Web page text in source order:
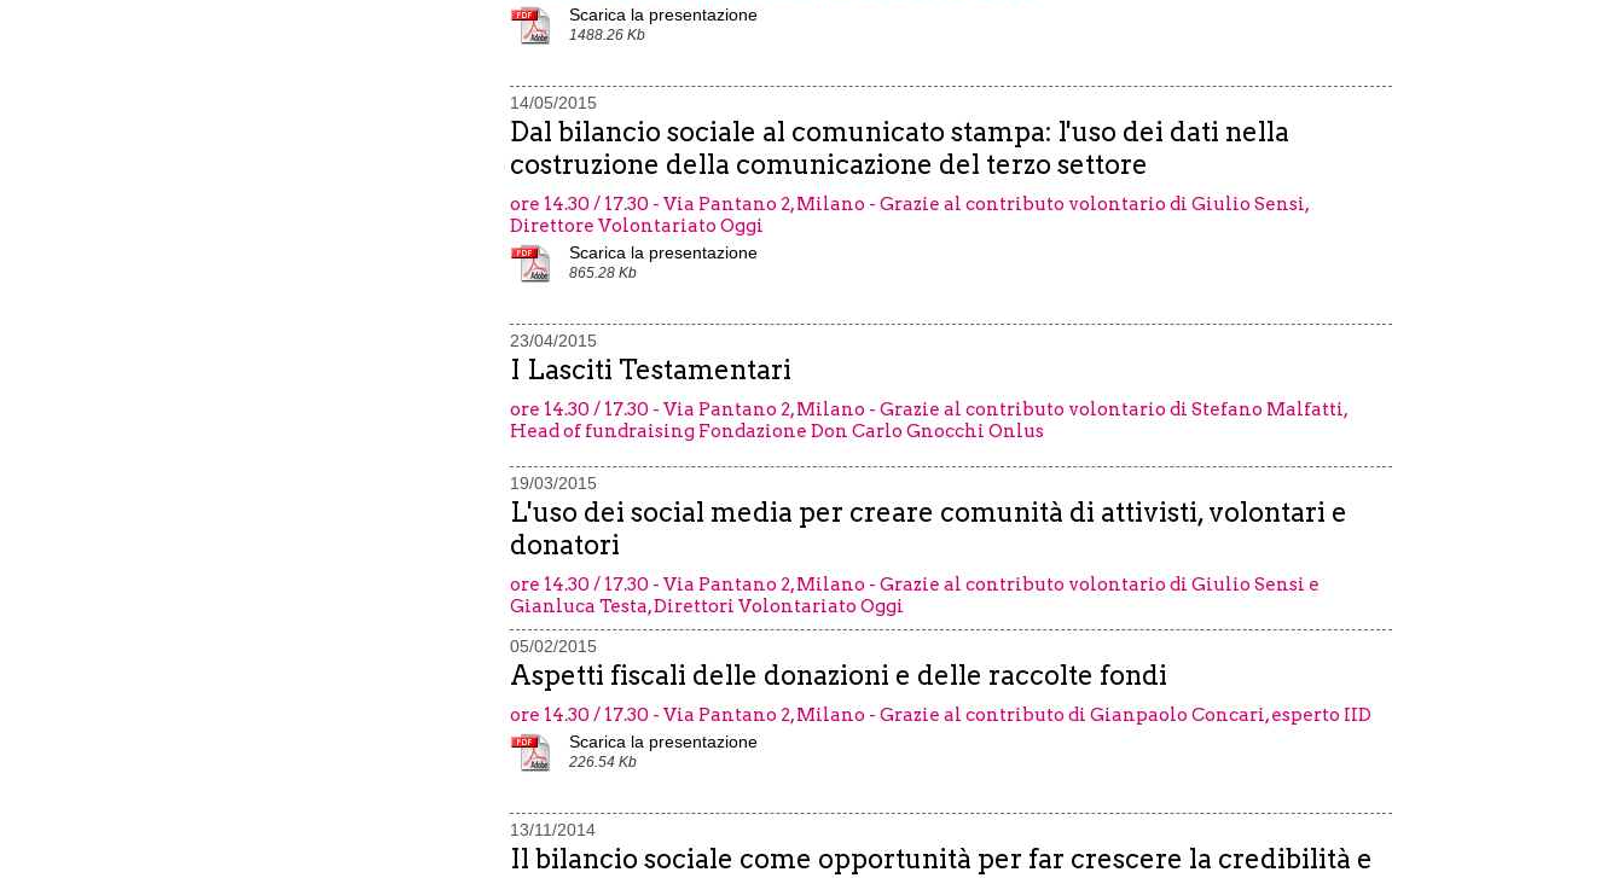
Scarica la presentazione
1488.26 Kb
14/05/2015
Dal bilancio sociale al comunicato stampa: l'uso dei dati nella
costruzione della comunicazione del terzo settore
ore 14.30 / 17.30 - Via Pantano 2, Milano - Grazie al contributo volontario di Giulio Sensi,
Direttore Volontariato Oggi
Scarica la presentazione
865.28 Kb
23/04/2015
I Lasciti Testamentari
ore 14.30 / 17.30 - Via Pantano 2, Milano - Grazie al contributo volontario di Stefano Malfatti,
Head of fundraising Fondazione Don Carlo Gnocchi Onlus
19/03/2015
L'uso dei social media per creare comunità di attivisti, volontari e
donatori
ore 14.30 / 17.30 - Via Pantano 2, Milano - Grazie al contributo volontario di Giulio Sensi e
Gianluca Testa, Direttori Volontariato Oggi
05/02/2015
Aspetti fiscali delle donazioni e delle raccolte fondi
ore 14.30 / 17.30 - Via Pantano 2, Milano - Grazie al contributo di Gianpaolo Concari, esperto IID
Scarica la presentazione
226.54 Kb
13/11/2014
Il bilancio sociale come opportunità per far crescere la credibilità e